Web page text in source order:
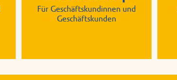
Für Geschäftskundinnen und
Geschäftskunden